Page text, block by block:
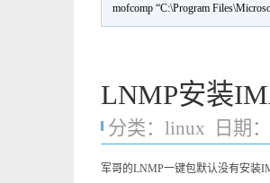
mofcomp “C:\Program
LNMP安装
分类： linux 日期
军哥的LNMP一键包默认没有安装